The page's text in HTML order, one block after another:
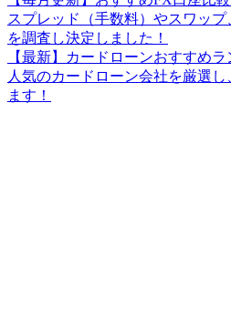
スプレッド（手数料）やスワッ
を調査し決定しました！
【最新】カードローンおすすめ
人気のカードローン会社を厳選
ます！